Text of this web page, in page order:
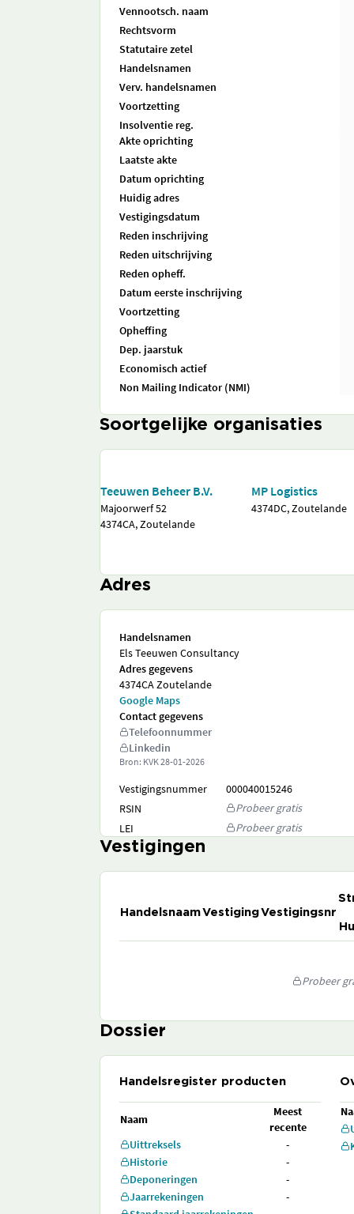
Vennootsch. naam
Rechtsvorm
Statutaire zetel
Handelsnamen
Verv. handelsnamen
Voortzetting
Insolventie reg.
Akte oprichting
Laatste akte
Datum oprichting
Huidig adres
Vestigingsdatum
Reden inschrijving
Reden uitschrijving
Reden opheff.
Datum eerste inschrijving
Voortzetting
Opheffing
Dep. jaarstuk
Economisch actief
Non Mailing Indicator (NMI)
Soortgelijke organisaties
Teeuwen Beheer B.V.
Majoorwerf 52
4374CA, Zoutelande
MP Logistics
4374DC, Zoutelande
Adres
Handelsnamen
Els Teeuwen Consultancy
Adres gegevens
4374CA Zoutelande
Google Maps
Contact gegevens
Telefoonnummer
Linkedin
Bron: KVK28-01-2026
Vestigingsnummer
000040015246
RSIN
Probeer gratis
LEI
Probeer gratis
Vestigingen
HandelsnaamVestigingVestigingsnr
Probeer
Dossier
Handelsregister producten
Naam
Meest
recente
Uittreksels
-
Historie
-
Deponeringen
-
Jaarrekeningen
-